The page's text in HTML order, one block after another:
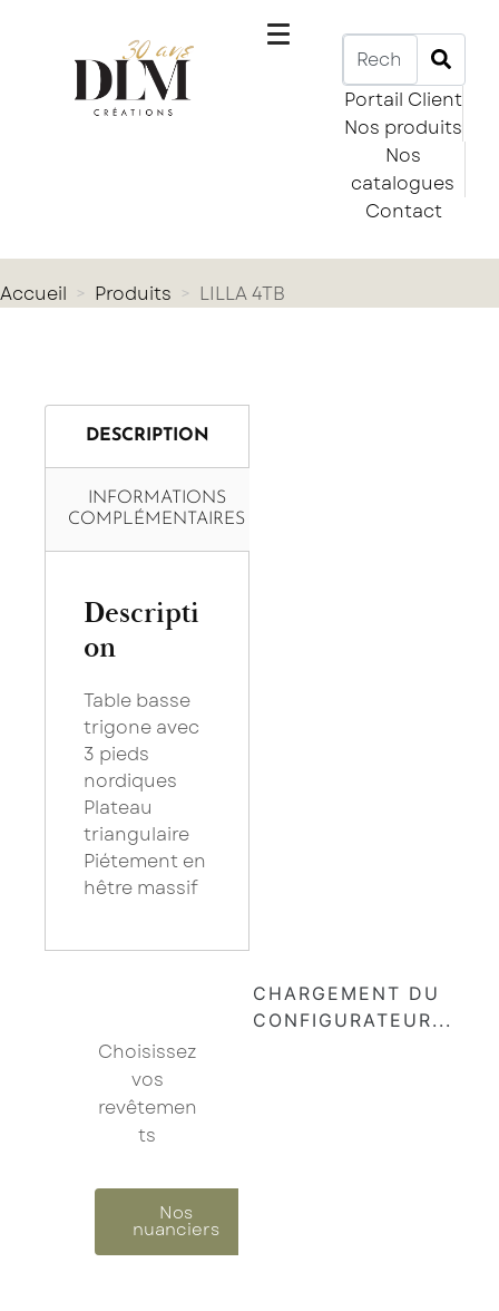
Portail Client
Nos produits
Nos
catalogues
Contact
Accueil Produits LILLA 4TB
DESCRIPTION
INFORMATIONS
COMPLÉMENTAIRES
Descripti
on
Table basse
trigone avec
3 pieds
nordiques
Plateau
triangulaire
Piétement en
hêtre massif
Choisissez
vos
revêtemen
ts
Nos
nuanciers
Saissisez votre adresse Email pour vous inscrire :
Je confirme mon inscription à la newsletter
Les champs marqués d’un astérisque (
obligatoires.